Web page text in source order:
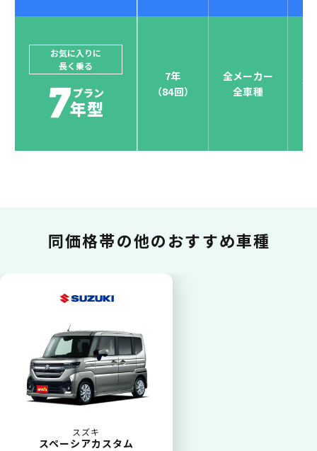
ジョイカルジャパンでは、カーリース決済を国際5大カ
他にはないサービスがクレジットカード決済、賢くポ
イント運用も！
ポイント還元
カードで支払い
普段のお買い物同様、お車の月々利用料をカ
ード払いが可能です。
お気に入りに
長く乗る
7年
（84回）
全メーカー
全車種
全
同価格帯の他のおすすめ車種
スズキ
スペーシアカスタム